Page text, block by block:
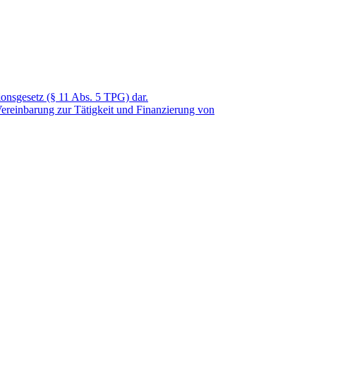
(§ 11 Abs. 5 TPG) dar.
zur Tätigkeit und Finanzierung von